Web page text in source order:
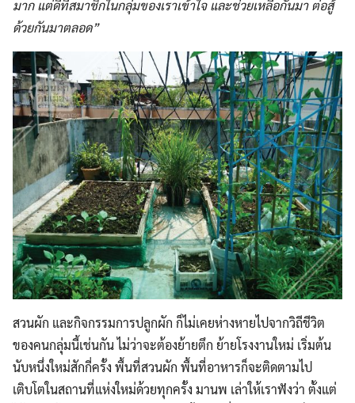
มาก แต่ดีที่สมาชิกในกลุ่มของเราเข้าใจ และช่วยเหลือกันมา ต่อสู้
ด้วยกันมาตลอด”
สวนผัก และกิจกรรมการปลูกผัก ก็ไม่เคยห่างหายไปจากวิถีชีวิต
ของคนกลุ่มนี้เช่นกัน ไม่ว่าจะต้องย้ายตึก ย้ายโรงงานใหม่ เริ่มต้น
นับหนึ่งใหม่สักกี่ครั้ง พื้นที่สวนผัก พื้นที่อาหารก็จะติดตามไป
เติบโตในสถานที่แห่งใหม่ด้วยทุกครั้ง มานพ เล่าให้เราฟังว่า ตั้งแต่